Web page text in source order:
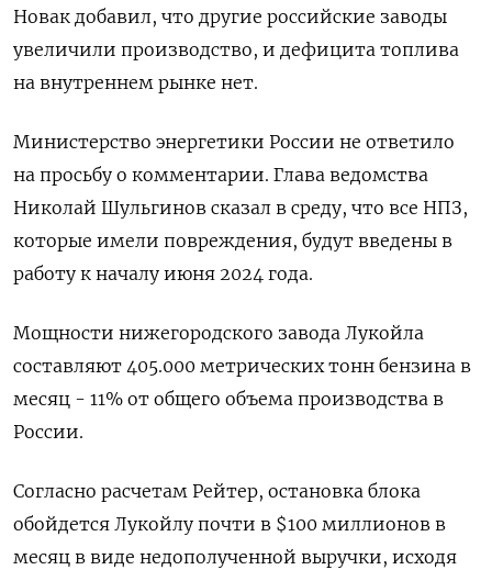
Новак добавил, что другие российские заводы
увеличили производство, и дефицита топлива
на внутреннем рынке нет.
Министерство энергетики России не ответило
на просьбу о комментарии. Глава ведомства
Николай Шульгинов сказал в среду, что все НПЗ,
которые имели повреждения, будут введены в
работу к началу июня 2024 года.
Мощности нижегородского завода Лукойла
составляют 405.000 метрических тонн бензина в
месяц - 11% от общего объема производства в
России.
Согласно расчетам Рейтер, остановка блока
обойдется Лукойлу почти в $100 миллионов в
месяц в виде недополученной выручки, исходя